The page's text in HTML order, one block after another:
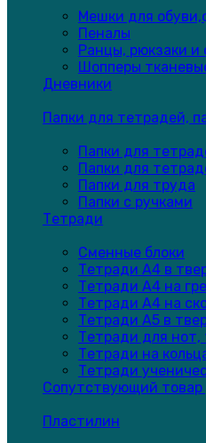
Мешки для
Пеналы
Ранцы, рюкзаки и
Шопперы
Дневники
Папки для тетрадей,
Папки для
Папки для
Папки для труда
Папки с ручками
Тетради
Сменные блоки
Тетради А4 в
Тетради А4 на
Тетради А4 на
Тетради А5 в
Тетради для нот,
Тетради на
Тетради
Сопутствующий товар
Пластилин